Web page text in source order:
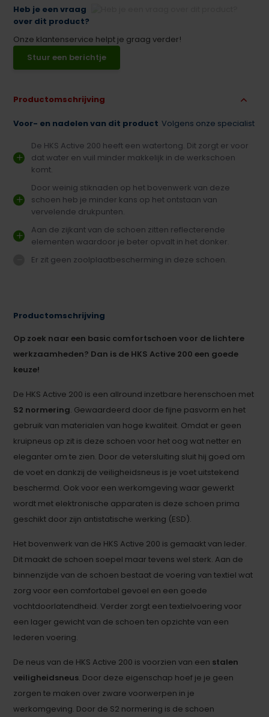
Heb je een vraag
over dit product?
Onze klantenservice helpt je graag verder!
Stuur een berichtje
Productomschrijving
Voor- en nadelen van dit product Volgens onze specialist
De HKS Active 200 heeft een watertong. Dit zorgt er voor
dat water en vuil minder makkelijk in de werkschoen
komt.
Door weinig stiknaden op het bovenwerk van deze
schoen heb je minder kans op het ontstaan van
vervelende drukpunten.
Aan de zijkant van de schoen zitten reflecterende
elementen waardoor je beter opvalt in het donker.
Er zit geen zoolplaatbescherming in deze schoen.
Productomschrijving
Op zoek naar een basic comfortschoen voor de lichtere
werkzaamheden? Dan is de HKS Active 200 een goede
keuze!
De HKS Active 200 is een allround inzetbare herenschoen met
S2 normering. Gewaardeerd door de fijne pasvorm en het
gebruik van materialen van hoge kwaliteit. Omdat er geen
kruipneus op zit is deze schoen voor het oog wat netter en
eleganter om te zien. Door de vetersluiting sluit hij goed om
de voet en dankzij de veiligheidsneus is je voet uitstekend
beschermd. Ook voor een werkomgeving waar gewerkt
wordt met elektronische apparaten is deze schoen prima
geschikt door zijn antistatische werking (ESD).
Het bovenwerk van de HKS Active 200 is gemaakt van leder.
Dit maakt de schoen soepel maar tevens wel sterk. Aan de
binnenzijde van de schoen bestaat de voering van textiel wat
zorg voor een comfortabel gevoel en een goede
vochtdoorlatendheid. Verder zorgt een textielvoering voor
een lager gewicht van de schoen ten opzichte van een
lederen voering.
De neus van de HKS Active 200 is voorzien van een stalen
veiligheidsneus. Door deze eigenschap hoef je je geen
zorgen te maken over zware voorwerpen in je
werkomgeving. Door de S2 normering is de schoen